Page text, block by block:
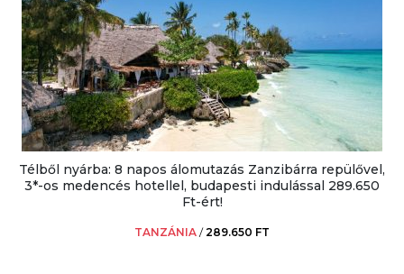
Télből nyárba: 8 napos álomutazás Zanzibárra repülővel,
3*-os medencés hotellel, budapesti indulással 289.650
Ft-ért!
TANZÁNIA /289.650 FT